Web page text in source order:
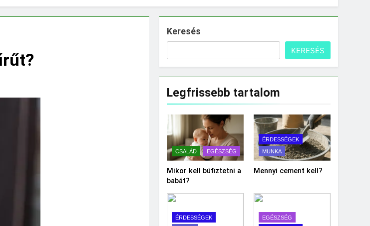
Keresés
KERESÉS
Legfrissebb tartalom
CSALÁD EGÉSZSÉG
Mikor kell büfiztetni a
babát?
ÉRDESSÉGEK
MUNKA
Mennyi cement kell?
ÉRDESSÉGEK
EGÉSZSÉG